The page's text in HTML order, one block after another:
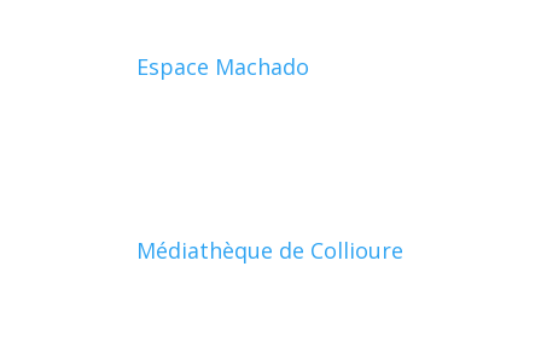
Espace Machado
Médiathèque de Collioure